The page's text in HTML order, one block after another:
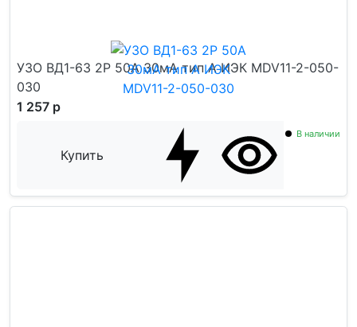
УЗО ВД1-63 2Р 50А 30мА тип А ИЭК MDV11-2-050-
030
1 257 р
Купить
В наличии